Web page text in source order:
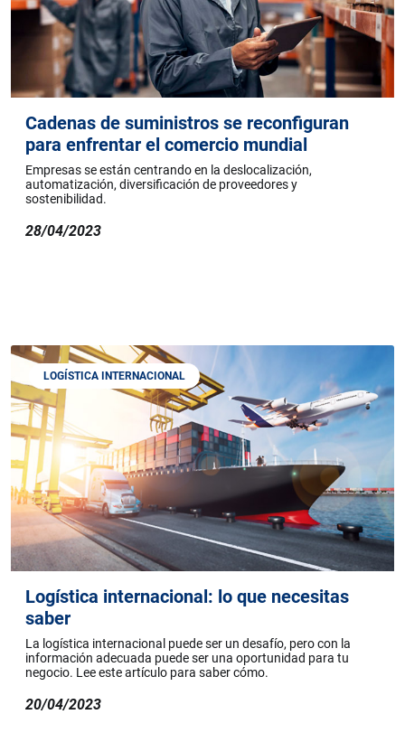
Cadenas de suministros se reconfiguran
para enfrentar el comercio mundial
Empresas se están centrando en la deslocalización,
automatización, diversificación de proveedores y
sostenibilidad.
28/04/2023
LOGÍSTICA INTERNACIONAL
Logística internacional: lo que necesitas
saber
La logística internacional puede ser un desafío, pero con la
información adecuada puede ser una oportunidad para tu
negocio. Lee este artículo para saber cómo.
20/04/2023